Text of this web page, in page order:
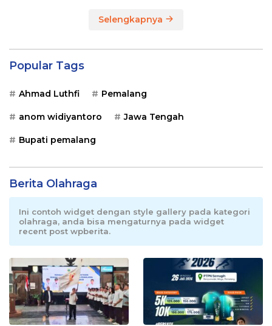
Selengkapnya
Popular Tags
Ahmad Luthfi Pemalang
anom widiyantoro Jawa Tengah
Bupati pemalang
Berita Olahraga
Ini contoh widget dengan style gallery pada kategori
olahraga, anda bisa mengaturnya pada widget
recent post wpberita.